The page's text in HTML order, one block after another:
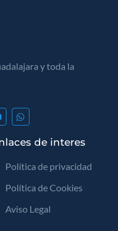
y toda la
de interes
Política de privacidad
Política de Cookies
Aviso Legal